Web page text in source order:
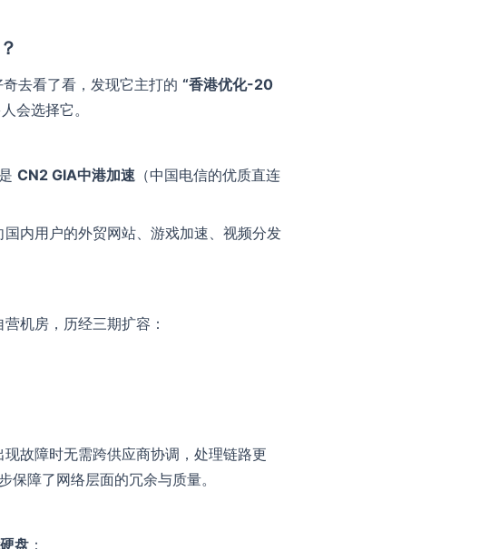
奇去看了看，发现它主打的 “香港优化-20
会选择它。
CN2 GIA中港加速 （中国电信的优质直连
内用户的外贸网站、游戏加速、视频分发
机房，历经三期扩容：
故障时无需跨供应商协调，处理链路更
障了网络层面的冗余与质量。
盘 ：